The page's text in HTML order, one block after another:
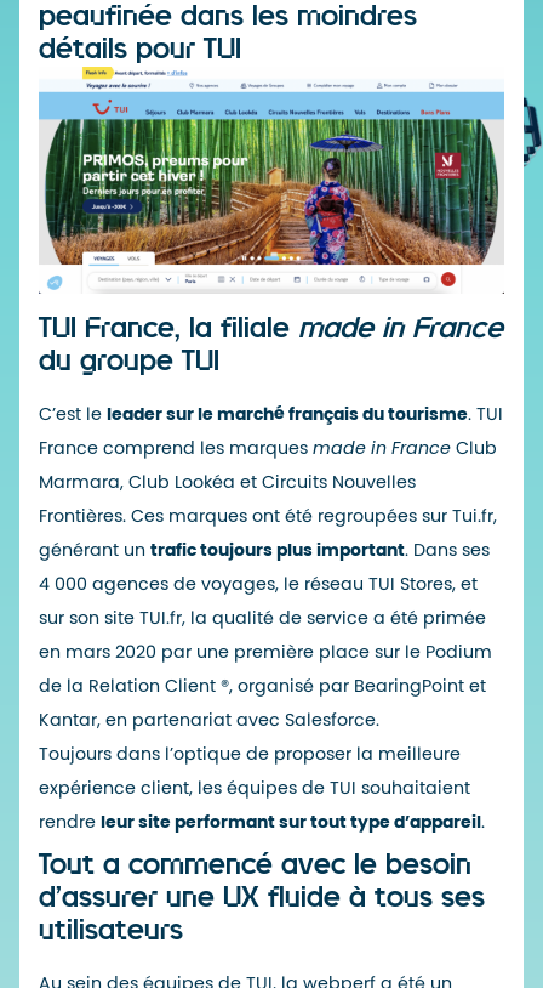
peaufinée dans les moindres
détails pour TUI
TUI France, la filiale made in France
du groupe TUI
C’est le leader sur le marché français du tourisme. TUI
France comprend les marques made in France Club
Marmara, Club Lookéa et Circuits Nouvelles
Frontières. Ces marques ont été regroupées sur Tui.fr,
générant un trafic toujours plus important. Dans ses
4 000 agences de voyages, le réseau TUI Stores, et
sur son site TUI.fr, la qualité de service a été primée
en mars 2020 par une première place sur le Podium
de la Relation Client ®, organisé par BearingPoint et
Kantar, en partenariat avec Salesforce.
Toujours dans l’optique de proposer la meilleure
expérience client, les équipes de TUI souhaitaient
rendre leur site performant sur tout type d’appareil .
Tout a commencé avec le besoin
d’assurer une UX fluide à tous ses
utilisateurs
Au sein des équipes de TUI, la webperf a été un